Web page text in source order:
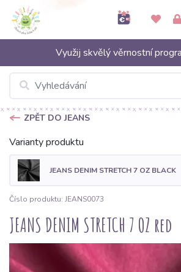
Využij skvělý věrnostní
ZPĚT DO JEANS
Varianty produktu
JEANS DENIM STRETCH 7 OZ BLACK
Číslo produktu: JEANS0073
JEANS DENIM STRETCH 7 OZ red